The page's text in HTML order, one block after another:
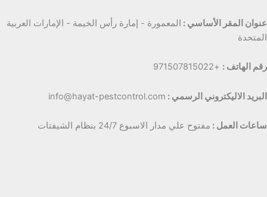
عنوان المقر الأساسي : المعمورة - إمارة رأس الخيمة - الإمارات العربية
المتحدة
رقم الهاتف : +971507815022
البريد الاليكتروني الرسمي : info@hayat-pestcontrol.com
ساعات العمل : مفتوح علي مدار الاسبوع 24/7 بنظام الشيفتات